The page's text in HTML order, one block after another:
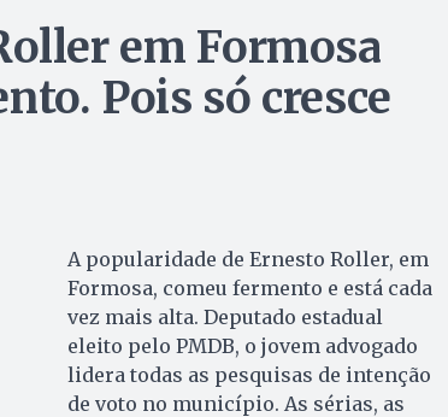
em Formosa
Pois só cresce
A popularidade de Ernesto Roller, em
Formosa, comeu fermento e está cada
vez mais alta. Deputado estadual
eleito pelo PMDB, o jovem advogado
lidera todas as pesquisas de intenção
de voto no município. As sérias, as